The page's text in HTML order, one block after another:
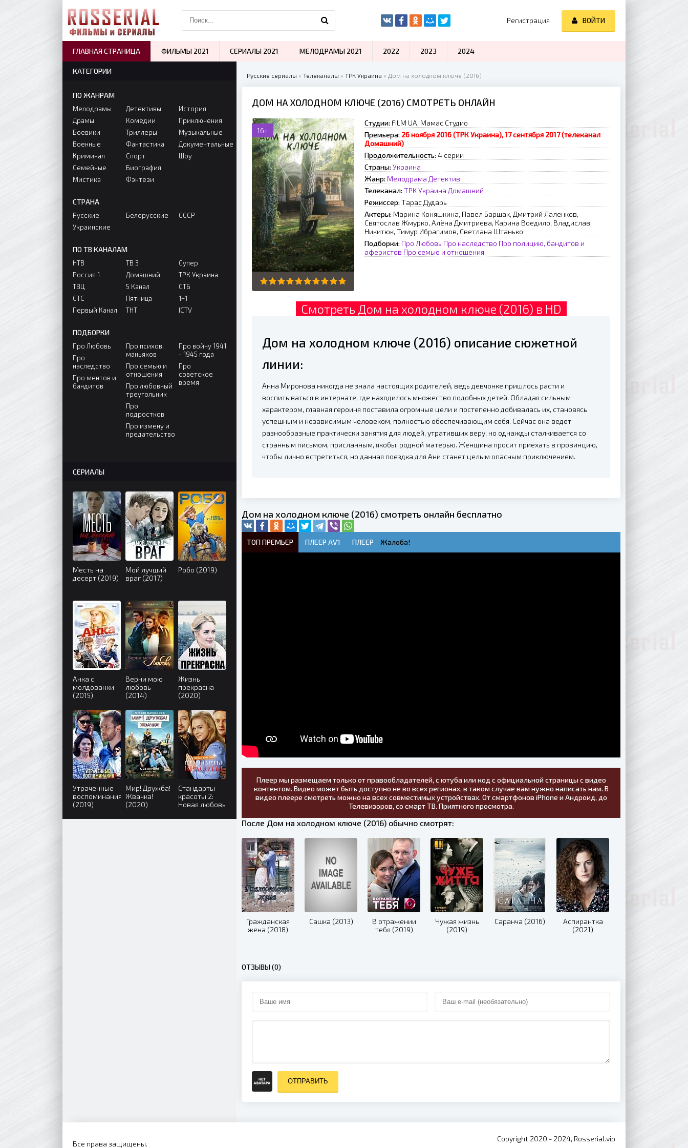
Русские сериалы » Телеканалы » ТРК Украина » Дом на холодном ключе (2016)
ДОМ НА ХОЛОДНОМ КЛЮЧЕ (2016) СМОТРЕТЬ ОНЛАЙН
16+
Студии: FILM UA, Мамас Студио
Премьера: 26 ноября 2016 (ТРК Украина), 17 сентября 2017 (телеканал
Домашний)
Продолжительность: 4 серии
Страны: Украина
Жанр: Мелодрама Детектив
Телеканал: ТРК Украина Домашний
Режиссер: Тарас Дударь
Актеры: Марина Коняшкина, Павел Баршак, Дмитрий Лаленков,
Святослав Жмурко, Алёна Дмитриева, Карина Воедило, Владислав
Никитюк, Тимур Ибрагимов, Светлана Штанько
Подборки: Про Любовь Про наследство Про полицию, бандитов и
аферистов Про семью и отношения
Смотреть Дом на холодном ключе (2016) в HD
Дом на холодном ключе (2016) описание сюжетной
линии:
Анна Миронова никогда не знала настоящих родителей, ведь девчонке пришлось расти и
воспитываться в интернате, где находилось множество подобных детей. Обладая сильным
характером, главная героиня поставила огромные цели и постепенно добивалась их, становясь
успешным и независимым человеком, полностью обеспечивающим себя. Сейчас она ведет
разнообразные практически занятия для людей, утративших веру, но однажды сталкивается со
странным письмом, присланным, якобы, родной матерью. Женщина просит приехать в провинцию,
чтобы лично встретиться, но данная поездка для Ани станет целым опасным приключением.
Дом на холодном ключе (2016) смотреть онлайн бесплатно
ТОП ПРЕМЬЕР ПЛЕЕР AV1 ПЛЕЕР Жалоба!
Плеер мы размещаем только от правообладателей, с ютуба или код с официальной страницы с видео
контентом. Видео может быть доступно не во всех регионах, в таком случае вам нужно написать нам. В
видео плеере смотреть можно на всех совместимых устройствах. От смартфонов iPhone и Андроид, до
Телевизоров, со смарт ТВ. Приятного просмотра.
После Дом на холодном ключе (2016) обычно смотрят:
Гражданская
жена (2018)
Сашка (2013)
В отражении
тебя (2019)
Чужая жизнь
(2019)
Саранча (2016)
Аспирантка
(2021)
ОТЗЫВЫ (0)
ОТПРАВИТЬ
КАТЕГОРИИ
ПО ЖАНРАМ
Мелодрамы
Драмы
Боевики
Военные
Криминал
Семейные
Мистика
Детективы
Комедии
Триллеры
Фантастика
Спорт
Биография
Фэнтези
История
Приключения
Музыкальные
Документальные
Шоу
СТРАНА
Русские
Украинские
Белорусские СССР
ПО ТВ КАНАЛАМ
НТВ
Россия 1
ТВЦ
СТС
Первый Канал
ТВ 3
Домашний
5 Канал
Пятница
ТНТ
Супер
ТРК Украина
СТБ
1+1
ICTV
ПОДБОРКИ
Про Любовь
Про
наследство
Про ментов и
бандитов
Про психов,
маньяков
Про семью и
отношения
Про любовный
треугольник
Про
подростков
Про измену и
предательство
Про войну 1941
- 1945 года
Про
советское
время
СЕРИАЛЫ
Месть на
десерт (2019)
Мой лучший
враг (2017)
Робо (2019)
Анка с
молдованки
(2015)
Верни мою
любовь
(2014)
Жизнь
прекрасна
(2020)
Утраченные
воспоминания
(2019)
Мир! Дружба!
Жвачка!
(2020)
Стандарты
красоты 2:
Новая любовь
Регистрация ВОЙТИ
ГЛАВНАЯ СТРАНИЦА ФИЛЬМЫ 2021 СЕРИАЛЫ 2021 МЕЛОДРАМЫ 2021 2022 2023 2024
Все права защищены.
Copyright 2020 - 2024, Rosserial.vip